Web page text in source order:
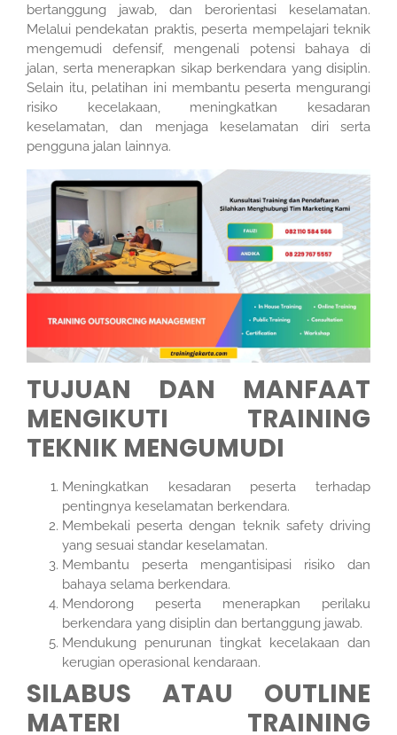
bertanggung jawab, dan berorientasi keselamatan.
Melalui pendekatan praktis, peserta mempelajari teknik
mengemudi defensif, mengenali potensi bahaya di
jalan, serta menerapkan sikap berkendara yang disiplin.
Selain itu, pelatihan ini membantu peserta mengurangi
risiko kecelakaan, meningkatkan kesadaran
keselamatan, dan menjaga keselamatan diri serta
pengguna jalan lainnya.
TUJUAN DAN MANFAAT
MENGIKUTI TRAINING
TEKNIK MENGUMUDI
Meningkatkan kesadaran peserta terhadap
pentingnya keselamatan berkendara.
Membekali peserta dengan teknik safety driving
yang sesuai standar keselamatan.
Membantu peserta mengantisipasi risiko dan
bahaya selama berkendara.
Mendorong peserta menerapkan perilaku
berkendara yang disiplin dan bertanggung jawab.
Mendukung penurunan tingkat kecelakaan dan
kerugian operasional kendaraan.
SILABUS ATAU OUTLINE
MATERI TRAINING